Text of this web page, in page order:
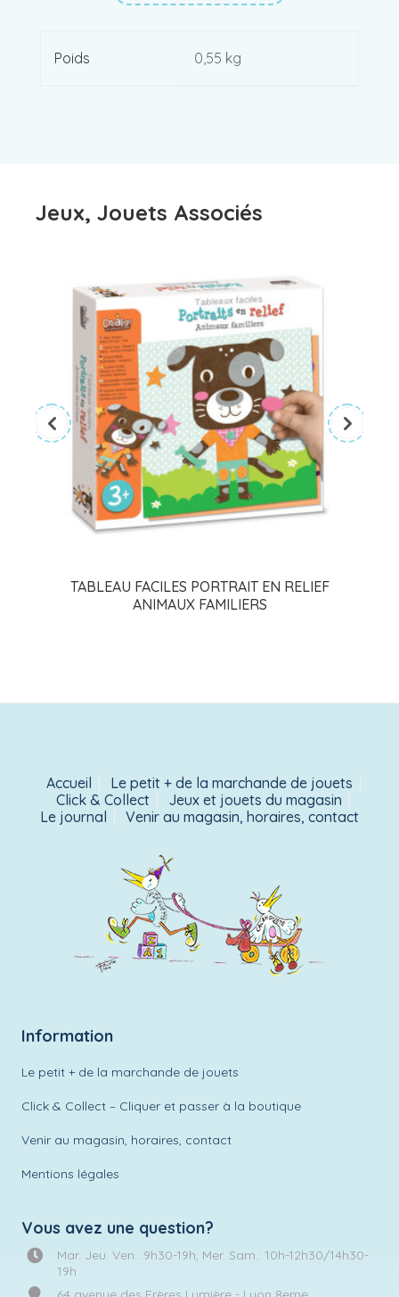
Poids 0,55 kg
Jeux, Jouets Associés
TABLEAU FACILES PORTRAIT EN RELIEF
ANIMAUX FAMILIERS
Accueil
Le petit + de la marchande de jouets
Click & Collect
Jeux et jouets du magasin
Le journal
Venir au magasin, horaires, contact
Information
Le petit + de la marchande de jouets
Click & Collect – Cliquer et passer à la boutique
Venir au magasin, horaires, contact
Mentions légales
Vous avez une question?
Mar. Jeu. Ven.: 9h30-19h, Mer. Sam.: 10h-12h30/14h30-
19h